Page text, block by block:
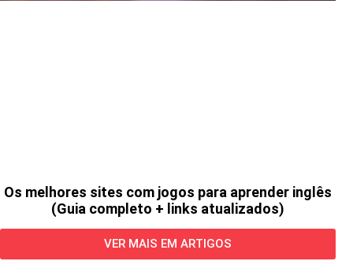
Os melhores sites com jogos para aprender inglês
(Guia completo + links atualizados)
VER MAIS EM ARTIGOS